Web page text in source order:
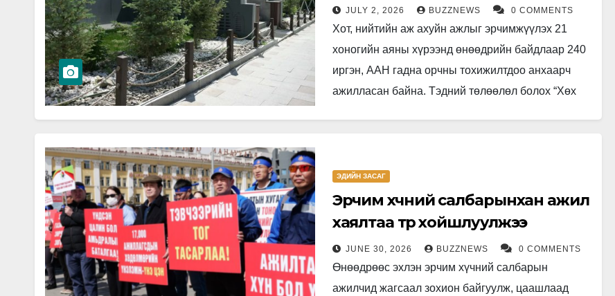
JULY 2, 2026 BUZZNEWS 0 COMMENTS
Хот, нийтийн аж ахуйн ажлыг эрчимжүүлэх 21
хоногийн аяны хүрээнд өнөөдрийн байдлаар 240
иргэн, ААН гадна орчны тохижилтдоо анхаарч
ажилласан байна. Тэдний төлөөлөл болох “Хөх
ЭДИЙН ЗАСАГ
Эрчим хүчний салбарынхан ажил
хаялтаа түр хойшлуулжээ
JUNE 30, 2026 BUZZNEWS 0 COMMENTS
Өнөөдрөөс эхлэн эрчим хүчний салбарын
ажилчид жагсаал зохион байгуулж, цаашлаад